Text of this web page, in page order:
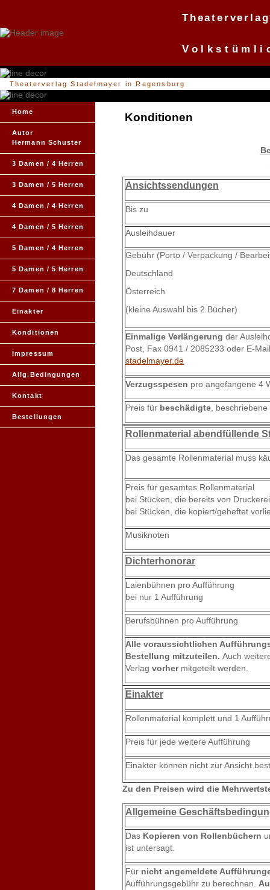
Theaterverlag Stadelmayer in Regensburg
Home
Autor
Hermann Schuster
3 Damen / 4 Herren
3 Damen / 5 Herren
4 Damen / 4 Herren
4 Damen / 5 Herren
5 Damen / 4 Herren
5 Damen / 5 Herren
7 Damen / 8 Herren
Einakter
Konditionen
Impressum
Allg.Bedingungen
Kontakt
Bestellungen
Konditionen
Ansichtssendungen
Bis zu
Ausleihdauer
Gebühr (Porto / Verpackung /
Deutschland
Österreich
(kleine Auswahl bis 2 Bücher)
Einmalige Verlängerung der
Post, Fax 0941 / 2085233 oder E-
stadelmayer.de
Verzugsspesen pro angefangene 4
Preis für beschädigte ,
Rollenmaterial abendfüllende
Das gesamte Rollenmaterial muss
Preis für gesamtes Rollenmaterial
bei Stücken, die bereits von
bei Stücken, die kopiert/geheftet
Musiknoten
Dichterhonorar
Laienbühnen pro Aufführung
bei nur 1 Aufführung
Berufsbühnen pro Aufführung
Alle voraussichtlichen
Bestellung mitzuteilen. Auch
Verlag vorher mitgeteilt werden.
Einakter
Rollenmaterial komplett und 1
Preis für jede weitere Aufführung
Einakter können nicht zur Ansicht
Zu den Preisen wird die
Allgemeine
Das Kopieren von Rollenbüchern
ist untersagt.
Für nicht angemeldete
Aufführungsgebühr zu berechnen.